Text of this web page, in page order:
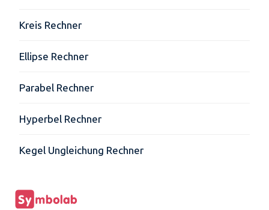
Kreis Rechner
Ellipse Rechner
Parabel Rechner
Hyperbel Rechner
Kegel Ungleichung Rechner